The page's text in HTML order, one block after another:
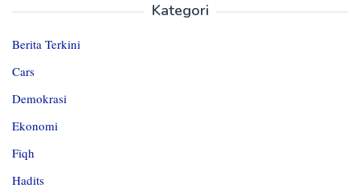
Kategori
Berita Terkini
Cars
Demokrasi
Ekonomi
Fiqh
Hadits